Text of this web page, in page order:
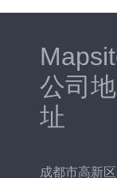
公司地
址
成都市高新区